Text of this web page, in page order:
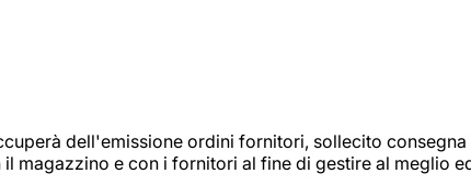
dell'emissione ordini fornitori, sollecito consegna
magazzino e con i fornitori al fine di gestire al meglio